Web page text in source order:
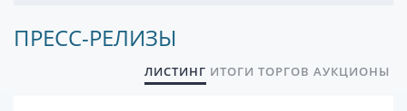
ПРЕСС-РЕЛИЗЫ
ЛИСТИНГ ИТОГИ ТОРГОВ АУКЦИОНЫ